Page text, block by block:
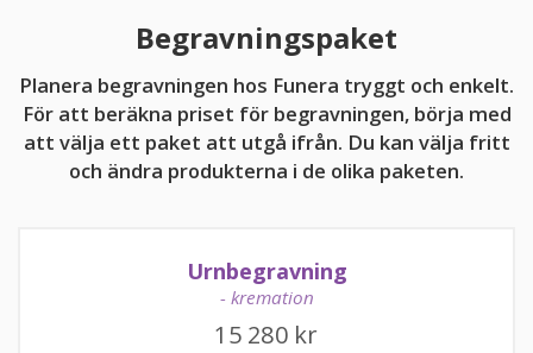
11:00 - 15:00
kundtjanst@funera.se
Begravningspaket
Planera begravningen hos Funera tryggt och enkelt.
För att beräkna priset för begravningen, börja med
att välja ett paket att utgå ifrån. Du kan välja fritt
och ändra produkterna i de olika paketen.
Urnbegravning
- kremation
15 280 kr